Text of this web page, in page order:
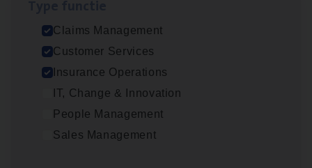
Claims Management
Customer Services
Insurance Operations
IT, Change & Innovation
People Management
Sales Management
Advisor/​Configuratie ana­lyst Part­ner in
Benefits
Insurance Operations
Beveren